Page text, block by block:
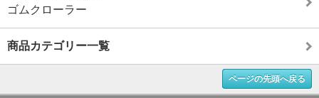
ゴムクローラー
商品カテゴリー一覧
ページの先頭へ戻る